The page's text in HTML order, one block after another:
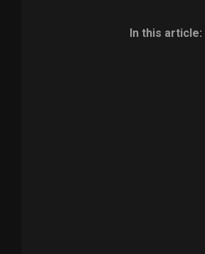
In this article: